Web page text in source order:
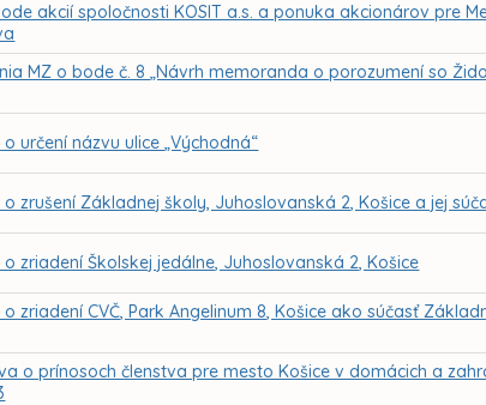
akcií spoločnosti KOSIT a.s. a ponuka akcionárov pre
MZ o bode č. 8 „Návrh memoranda o porozumení so
určení názvu ulice „Východná“
zrušení Základnej školy, Juhoslovanská 2, Košice a jej
zriadení Školskej jedálne, Juhoslovanská 2, Košice
zriadení CVČ, Park Angelinum 8, Košice ako súčasť
o prínosoch členstva pre mesto Košice v domácich a